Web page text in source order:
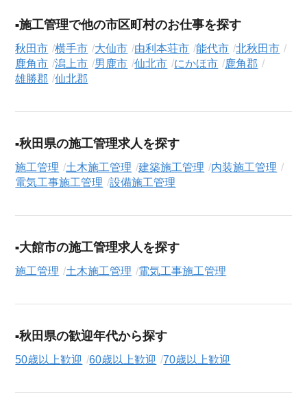
イザーが、これまでのご経歴やご希望を丁寧にヒアリングし、
職務経歴書の作成から面接対策、企業との条件交渉まで、転職
活動の全プロセスを無料でサポートいたします。
求人検索について
（正社員、契約社員、アルバイト・パート
たこだわり条件での絞り込み検索も可能です。
「まずは相談から始めたい」という方も、ぜひお気軽に転職支
施工管理で他の市区町村のお仕事を探す
秋田市 横手市 大仙市 由利本荘市 能代市
北秋田市
鹿角市
潟上市 男鹿市 仙北市 にかほ市
鹿角郡
雄勝郡
仙北郡
秋田県の施工管理求人を探す
施工管理 土木施工管理 建築施工管理
内装施工管理
電気工事施工管理
設備施工管理
大館市の施工管理求人を探す
施工管理 土木施工管理 電気工事施工管理
秋田県の歓迎年代から探す
50歳以上歓迎 60歳以上歓迎 70歳以上歓迎